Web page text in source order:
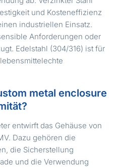
und Kosteneffizienz
industriellen Einsatz.
Anforderungen oder
Edelstahl (304/316) ist für
metal enclosure
entwirft das Gehäuse von
Dazu gehören die
die Sicherstellung
und die Verwendung